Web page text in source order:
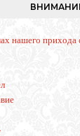
a
нашего прихода